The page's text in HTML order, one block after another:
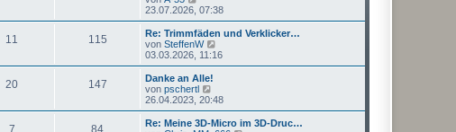
a
g
t
B
e
i
g
e
u
e
s
t
r
B
e
i
r
23.07.2026, 07:38
11 115
Re: Trimmfäden und Verklicker…
von SteffenW
e
u
t
r
B
03.03.2026, 11:16
20 147
Danke an Alle!
von pschertl
e
u
e
26.04.2023, 20:48
7 84
Re: Meine 3D-Micro im 3D-Druc…